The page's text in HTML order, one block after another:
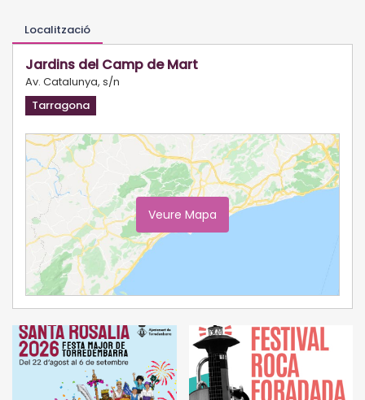
Localització
Jardins del Camp de Mart
Av. Catalunya, s/n
Tarragona
Veure Mapa